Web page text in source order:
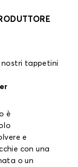
nostri tappetini
è
e
con una
o un